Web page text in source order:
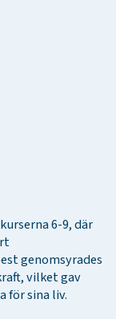
6-9, där
genomsyrades
vilket gav
för sina liv.